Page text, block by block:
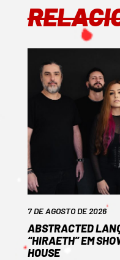
7 DE AGOSTO DE 2026
ABSTRACTED
“HIRAETH” EM
HOUSE